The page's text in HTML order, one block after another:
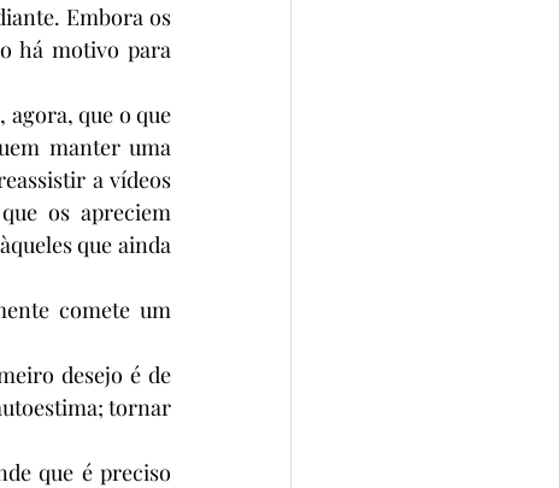
Embora os
há motivo para
agora, que o que
manter uma
a vídeos
os apreciem
que ainda
comete um
desejo é de
tornar
que é preciso